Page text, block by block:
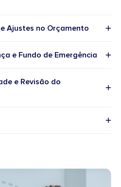
Ajustes no Orçamento
e Fundo de Emergência
e Revisão do